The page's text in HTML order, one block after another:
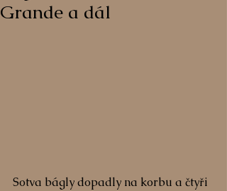
Grande a dál
Sotva bágly dopadly na korbu a čtyři